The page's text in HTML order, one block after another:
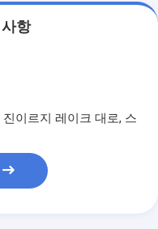
항
이르지 레이크 대로, 스